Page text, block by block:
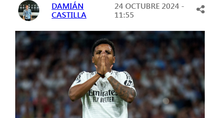
DAMIÁN
CASTILLA
24 OCTUBRE 2024 -
11:55